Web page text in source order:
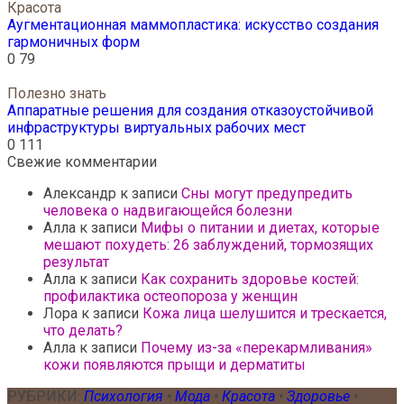
Красота
Аугментационная маммопластика: искусство создания
гармоничных форм
0 79
Полезно знать
Аппаратные решения для создания отказоустойчивой
инфраструктуры виртуальных рабочих мест
0 111
Свежие комментарии
Александр к записи Сны могут предупредить
человека о надвигающейся болезни
Алла к записи Мифы о питании и диетах, которые
мешают похудеть: 26 заблуждений, тормозящих
результат
Алла к записи Как сохранить здоровье костей:
профилактика остеопороза у женщин
Лора к записи Кожа лица шелушится и трескается,
что делать?
Алла к записи Почему из-за «перекармливания»
кожи появляются прыщи и дерматиты
РУБРИКИ: Психология • Мода • Красота • Здоровье •